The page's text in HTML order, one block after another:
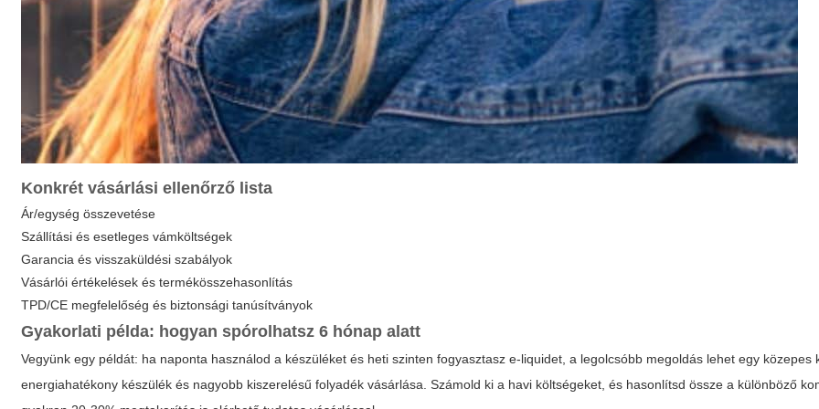
Konkrét vásárlási ellenőrző lista
Ár/egység összevetése
Szállítási és esetleges vámköltségek
Garancia és visszaküldési szabályok
Vásárlói értékelések és termékösszehasonlítás
TPD/CE megfelelőség és biztonsági tanúsítványok
Gyakorlati példa: hogyan spórolhatsz 6 hónap alatt
Vegyünk egy példát: ha naponta használod a készüléket és heti szinten fogyasztasz e-liquidet, a legolcsóbb megoldás lehet egy közepes
energiahatékony készülék és nagyobb kiszerelésű folyadék vásárlása. Számold ki a havi költségeket, és hasonlítsd össze a különböző